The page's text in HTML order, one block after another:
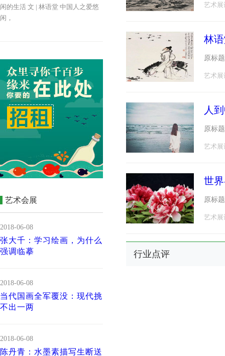
闲的生活 文 | 林语堂 中国人之爱悠
闲，
艺术会展
2018-06-08
张大千：学习绘画，为什么
强调临摹
2018-06-08
当代国画全军覆没：现代挑
不出一两
2018-06-08
陈丹青：水墨素描写生断送
艺术展
林
原标
艺术展
人
原标
艺术展
世
原标
艺术展
行业点评